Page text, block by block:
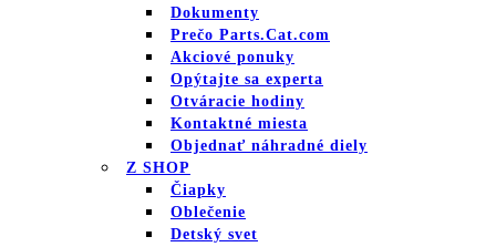
Dokumenty
Prečo Parts.Cat.com
Akciové ponuky
Opýtajte sa experta
Otváracie hodiny
Kontaktné miesta
Objednať náhradné diely
Z SHOP
Čiapky
Oblečenie
Detský svet